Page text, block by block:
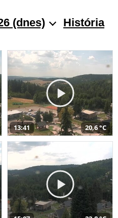
(dnes)
História
13:41 20,6 °C